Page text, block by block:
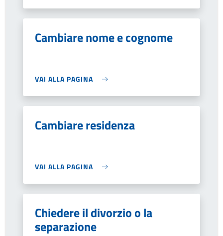
Cambiare nome e cognome
VAI ALLA PAGINA
Cambiare residenza
VAI ALLA PAGINA
Chiedere il divorzio o la
separazione